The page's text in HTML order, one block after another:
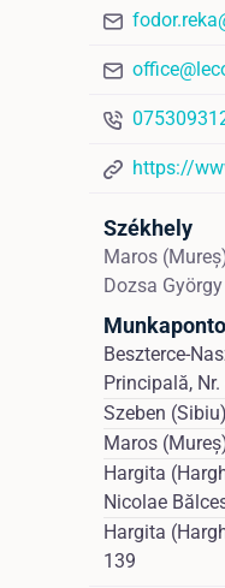
https://
Székhely
Maros
Dozsa
Beszterce-
Principală, Nr.
Szeben
Maros
Hargita
Nicolae
Hargita
139